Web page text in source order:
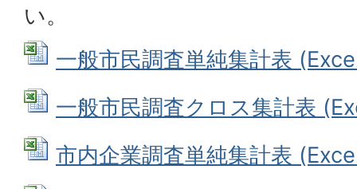
い。
一般市民調査単純集計表
一般市民調査クロス集計表
市内企業調査単純集計表